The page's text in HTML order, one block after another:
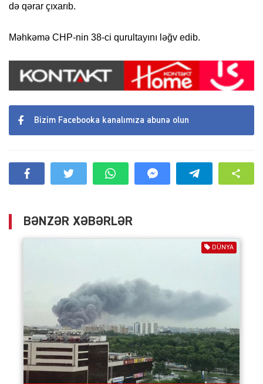
də qərar çıxarıb.
Məhkəmə CHP-nin 38-ci qurultayını ləğv edib.
Bizim Facebooka kanalımıza abunə olun
BƏNZƏR XƏBƏRLƏR
DÜNYA